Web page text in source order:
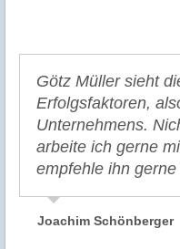
Götz Müller sieht
Erfolgsfaktoren,
Unternehmens.
arbeite ich gerne
empfehle ihn
Joachim Schönberger